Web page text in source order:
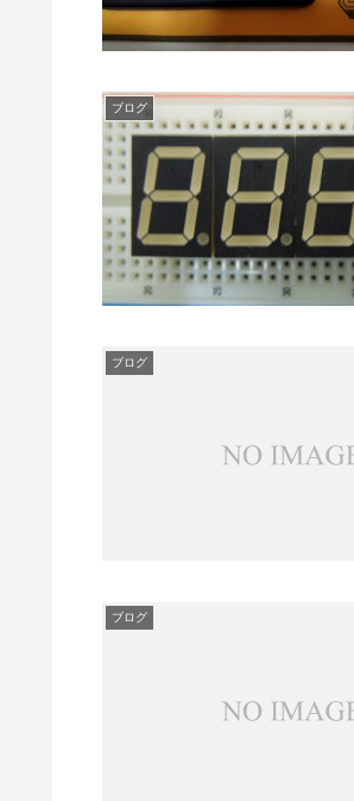
ブログ
ブログ
ブログ